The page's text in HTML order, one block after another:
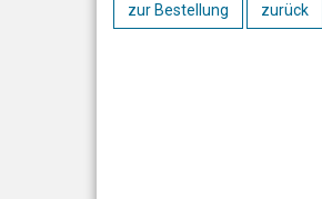
zur Bestellung zurück